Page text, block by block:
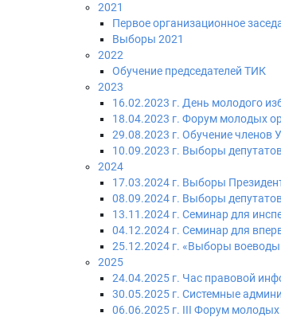
2021
Первое организационное
Выборы 2021
2022
Обучение председателей ТИК
2023
16.02.2023 г. День молодого
18.04.2023 г. Форум молодых
29.08.2023 г. Обучение членов
10.09.2023 г. Выборы
2024
17.03.2024 г. Выборы
08.09.2024 г. Выборы
13.11.2024 г. Семинар для
04.12.2024 г. Семинар для
25.12.2024 г. «Выборы
2025
24.04.2025 г. Час правовой
30.05.2025 г. Системные
06.06.2025 г. III Форум